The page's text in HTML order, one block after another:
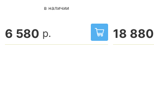
в наличии
6 580 р. 18 880